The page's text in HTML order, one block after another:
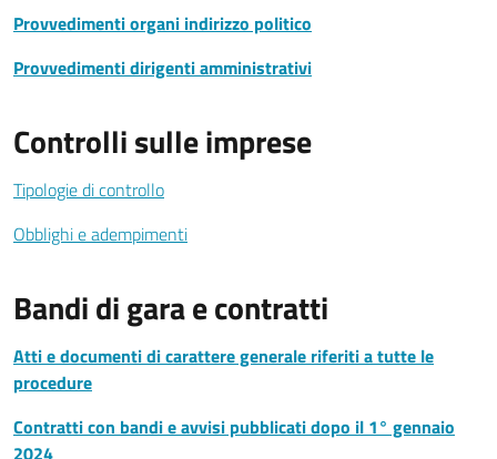
Provvedimenti organi indirizzo politico
Provvedimenti dirigenti amministrativi
Controlli sulle imprese
Tipologie di controllo
Obblighi e adempimenti
Bandi di gara e contratti
Atti e documenti di carattere generale riferiti a tutte le
procedure
Contratti con bandi e avvisi pubblicati dopo il 1° gennaio
2024